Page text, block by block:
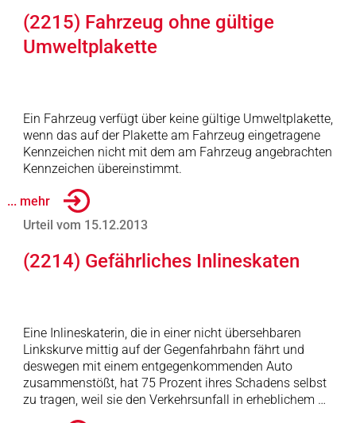
(2215) Fahrzeug ohne gültige
Umweltplakette
Ein Fahrzeug verfügt über keine gültige Umweltplakette,
wenn das auf der Plakette am Fahrzeug eingetragene
Kennzeichen nicht mit dem am Fahrzeug angebrachten
Kennzeichen übereinstimmt.
... mehr
Urteil vom 15.12.2013
(2214) Gefährliches Inlineskaten
Eine Inlineskaterin, die in einer nicht übersehbaren
Linkskurve mittig auf der Gegenfahrbahn fährt und
deswegen mit einem entgegenkommenden Auto
zusammenstößt, hat 75 Prozent ihres Schadens selbst
zu tragen, weil sie den Verkehrsunfall in erheblichem …